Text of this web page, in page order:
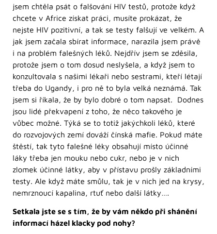
jsem chtěla psát o falšování HIV testů, protože když
chcete v Africe získat práci, musíte prokázat, že
nejste HIV pozitivní, a tak se testy falšují ve velkém. A
jak jsem začala sbírat informace, narazila jsem právě
i na problém falešných léků. Nejdřív jsem se zděsila,
protože jsem o tom dosud neslyšela, a když jsem to
konzultovala s našimi lékaři nebo sestrami, kteří létají
třeba do Ugandy, i pro ně to byla velká neznámá. Tak
jsem si říkala, že by bylo dobré o tom napsat. Dodnes
jsou lidé překvapení z toho, že něco takového je
vůbec možné. Týká se to totiž jakýchkoli léků, které
do rozvojových zemí dováží čínská mafie. Pokud máte
štěstí, tak tyto falešné léky obsahují místo účinné
láky třeba jen mouku nebo cukr, nebo je v nich
zlomek účinné látky, aby v přístavu prošly základními
testy. Ale když máte smůlu, tak je v nich jed na krysy,
nemrznoucí kapalina, rtuť nebo další látky….
Setkala jste se s tím, že by vám někdo při shánění
informací házel klacky pod nohy?